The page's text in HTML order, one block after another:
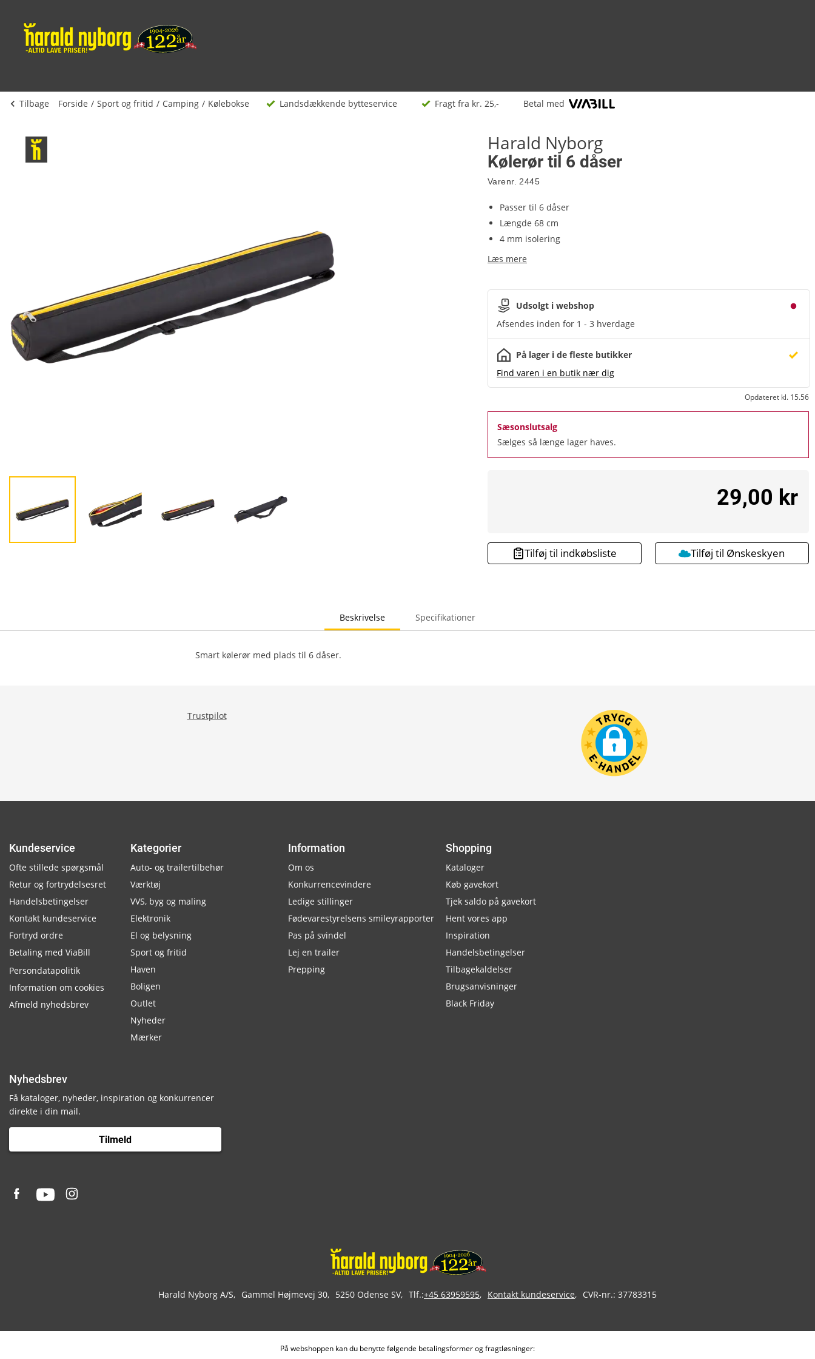
Tilbage Forside Sport og fritid Camping Kølebokse Landsdækkende bytteservice Fragt fra kr. 25,- Betal med
Harald Nyborg
Kølerør til 6 dåser
Varenr. 2445
Passer til 6 dåser
Længde 68 cm
4 mm isolering
Læs mere
Udsolgt i webshop
Afsendes inden for 1 - 3 hverdage
På lager i de fleste butikker
Find varen i en butik nær dig
Opdateret kl. 15.56
Sæsonslutsalg
Sælges så længe lager haves.
29,00 kr
Tilføj til indkøbsliste Tilføj til Ønskeskyen
Beskrivelse Specifikationer
Smart kølerør med plads til 6 dåser.
Trustpilot
Kundeservice
Ofte stillede spørgsmål
Retur og fortrydelsesret
Handelsbetingelser
Kontakt kundeservice
Fortryd ordre
Betaling med ViaBill
Persondatapolitik
Information om cookies
Afmeld nyhedsbrev
Kategorier
Auto- og trailertilbehør
Værktøj
VVS, byg og maling
Elektronik
El og belysning
Sport og fritid
Haven
Boligen
Outlet
Nyheder
Mærker
Information
Om os
Konkurrencevindere
Ledige stillinger
Fødevarestyrelsens smileyrapporter
Pas på svindel
Lej en trailer
Prepping
Shopping
Kataloger
Køb gavekort
Tjek saldo på gavekort
Hent vores app
Inspiration
Handelsbetingelser
Tilbagekaldelser
Brugsanvisninger
Black Friday
Nyhedsbrev
Få kataloger, nyheder, inspiration og konkurrencer
direkte i din mail.
Tilmeld
Harald Nyborg A/S Gammel Højmevej 30 5250 Odense SV Tlf.:+45 63959595 Kontakt kundeservice CVR-nr.: 37783315
På webshoppen kan du benytte følgende betalingsformer og fragtløsninger: